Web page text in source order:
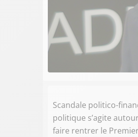
Scandale politico-
politique s’agite
faire rentrer le